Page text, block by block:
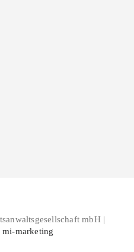
mbH |
mi-marketing